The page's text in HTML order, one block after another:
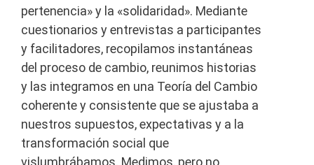
pertenencia» y la «solidaridad». Mediante
cuestionarios y entrevistas a participantes
y facilitadores, recopilamos instantáneas
del proceso de cambio, reunimos historias
y las integramos en una Teoría del Cambio
coherente y consistente que se ajustaba a
nuestros supuestos, expectativas y a la
transformación social que
vislumbrábamos. Medimos, pero no